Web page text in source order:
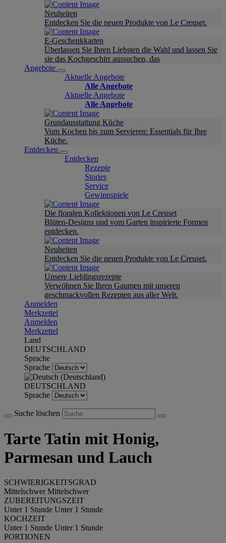
Neuheiten
Entdecken Sie die neuen Produkte von Le Creuset.
E-Geschenkkarten
Überlassen Sie Ihren Liebsten die Wahl und lassen Sie
sie das Kochgeschirr aussuchen, das
Angebote
Aktuelle Angebote
Alle Angebote
Aktuelle Angebote
Alle Angebote
Grundausstattung Küche
Vom Kochen bis zum Servieren: Essentials für Ihre
Küche.
Entdecken
Entdecken
Rezepte
Stories
Service
Gewinnspiele
Die floralen Kollektionen von Le Creuset
Blüten-Designs und vom Garten inspirierte Formen
entdecken.
Neuheiten
Entdecken Sie die neuen Produkte von Le Creuset.
Unsere Lieblingsrezepte
Verwöhnen Sie Ihren Gaumen mit unseren
geschmackvollen Rezepten aus aller Welt.
Anmelden
Merkzettel
Anmelden
Merkzettel
Land
DEUTSCHLAND
Sprache
Sprache
DEUTSCHLAND
Sprache
Suche löschen
Tarte Tatin mit Honig,
Parmesan und Lauch
SCHWIERIGKEITSGRAD
Mittelschwer Mittelschwer
ZUBEREITUNGSZEIT
Unter 1 Stunde Unter 1 Stunde
KOCHZEIT
Unter 1 Stunde Unter 1 Stunde
PORTIONEN